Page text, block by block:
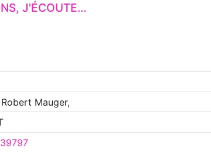
J'ÉCOUTE…
Mauger,